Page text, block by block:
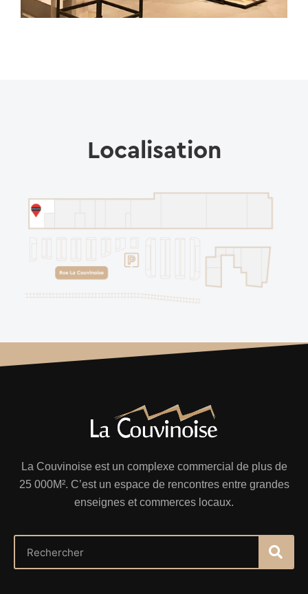
Localisation
La Couvinoise est un complexe commercial de plus de
25 000M². C’est un espace de rencontres entre grandes
enseignes et commerces locaux.